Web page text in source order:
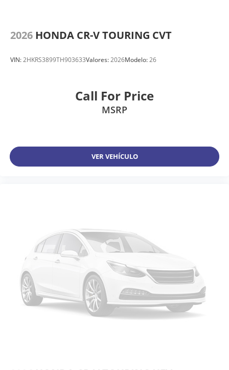
2026 HONDA CR-V TOURING CVT
VIN:2HKRS3899TH903633Valores:2026Modelo:26
Call For Price
MSRP
VER VEHÍCULO